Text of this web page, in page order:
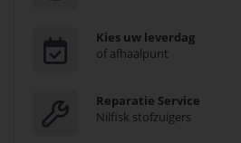
Kies uw leverdag
of afhaalpunt
Reparatie Service
Nilfisk stofzuigers